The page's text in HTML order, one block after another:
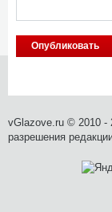
vGlazove.ru © 2010 -
разрешения